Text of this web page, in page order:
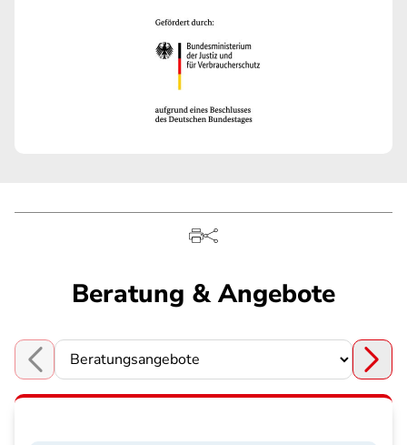
Beratung & Angebote
Choose a section